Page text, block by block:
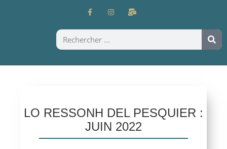
LO RESSONH DEL PESQUIER :
JUIN 2022